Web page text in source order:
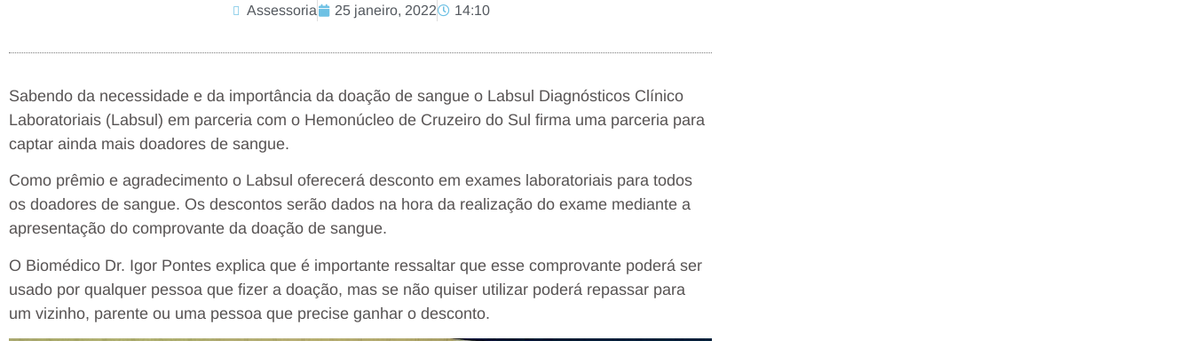
Assessoria 25 janeiro, 2022 14:10
Sabendo da necessidade e da importância da doação de sangue o Labsul Diagnósticos Clínico
Laboratoriais (Labsul) em parceria com o Hemonúcleo de Cruzeiro do Sul firma uma parceria para
captar ainda mais doadores de sangue.
Como prêmio e agradecimento o Labsul oferecerá desconto em exames laboratoriais para todos
os doadores de sangue. Os descontos serão dados na hora da realização do exame mediante a
apresentação do comprovante da doação de sangue.
O Biomédico Dr. Igor Pontes explica que é importante ressaltar que esse comprovante poderá ser
usado por qualquer pessoa que fizer a doação, mas se não quiser utilizar poderá repassar para
um vizinho, parente ou uma pessoa que precise ganhar o desconto.